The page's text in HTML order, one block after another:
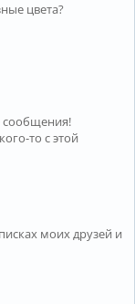
цвета?
сообщения!
то с этой
моих друзей и